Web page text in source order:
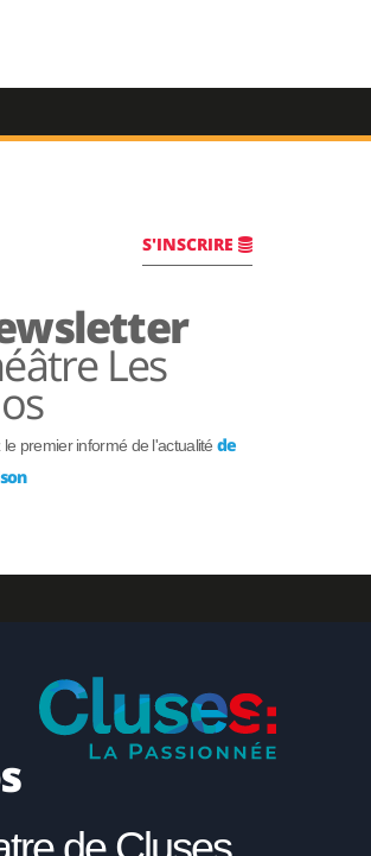
S'INSCRIRE
Les
le premier informé de l'actualité de